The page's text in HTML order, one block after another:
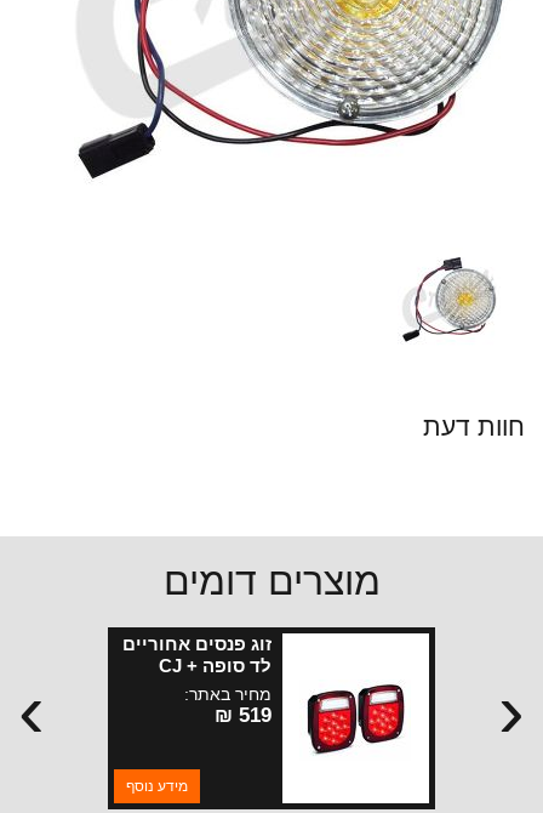
חוות דעת
מוצרים דומים
זוג פנסים אחוריים
לד סופה + CJ
מחיר באתר:
519 ₪
מידע נוסף
› ‹